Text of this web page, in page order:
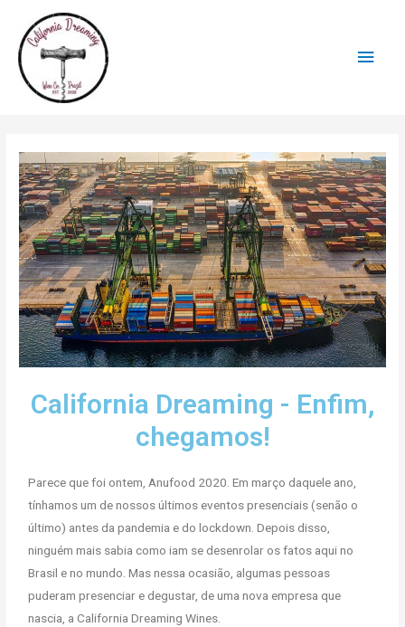
California Dreaming - Enfim,
chegamos!
Parece que foi ontem, Anufood 2020. Em março daquele ano,
tínhamos um de nossos últimos eventos presenciais (senão o
último) antes da pandemia e do lockdown. Depois disso,
ninguém mais sabia como iam se desenrolar os fatos aqui no
Brasil e no mundo. Mas nessa ocasião, algumas pessoas
puderam presenciar e degustar, de uma nova empresa que
nascia, a California Dreaming Wines.